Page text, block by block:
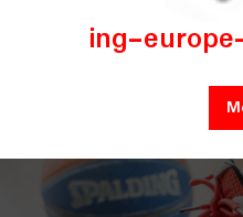
ing-